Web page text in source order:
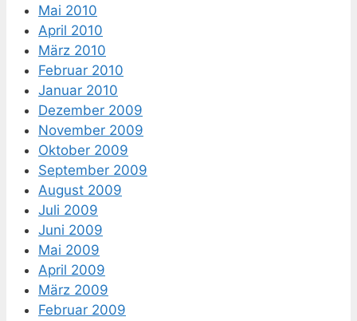
Mai 2010
April 2010
März 2010
Februar 2010
Januar 2010
Dezember 2009
November 2009
Oktober 2009
September 2009
August 2009
Juli 2009
Juni 2009
Mai 2009
April 2009
März 2009
Februar 2009